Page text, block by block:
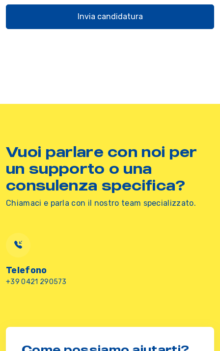
Invia candidatura
Vuoi parlare con noi per
un supporto o una
consulenza specifica?
Chiamaci e parla con il nostro team specializzato.
Telefono
+39 0421 290573